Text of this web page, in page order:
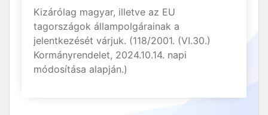
Kizárólag magyar, illetve az EU
tagországok állampolgárainak a
jelentkezését várjuk. (118/2001. (VI.30.)
Kormányrendelet, 2024.10.14. napi
módosítása alapján.)